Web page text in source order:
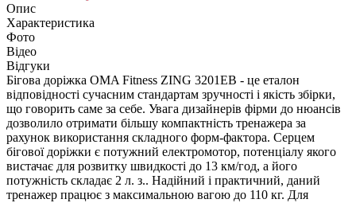
Опис
Характеристика
Фото
Відео
Відгуки
Бігова доріжка OMA Fitness ZING 3201EB - це еталон
відповідності сучасним стандартам зручності і якість збірки,
що говорить саме за себе. Увага дизайнерів фірми до нюансів
дозволило отримати більшу компактність тренажера за
рахунок використання складного форм-фактора. Серцем
бігової доріжки є потужний електромотор, потенціалу якого
вистачає для розвитку швидкості до 13 км/год, а його
потужність складає 2 л. з.. Надійний і практичний, даний
тренажер працює з максимальною вагою до 110 кг. Для